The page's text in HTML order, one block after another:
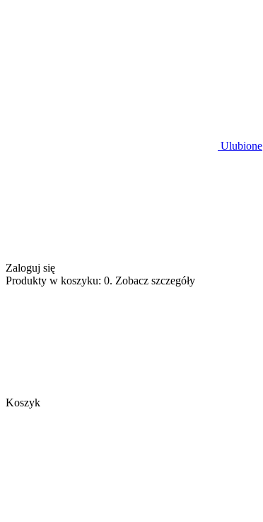
Ulubione
Zaloguj się
Produkty w koszyku: 0. Zobacz szczegóły
Koszyk